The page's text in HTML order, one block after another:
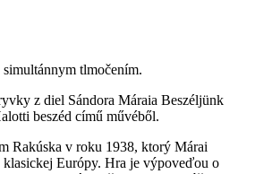
tlmočením.
z diel Sándora Máraia Be­szél­jünk
be­széd című mű­vé­ből.
Rakúska v roku 1938, ktorý Márai
klasickej Európy. Hra je výpoveďou o